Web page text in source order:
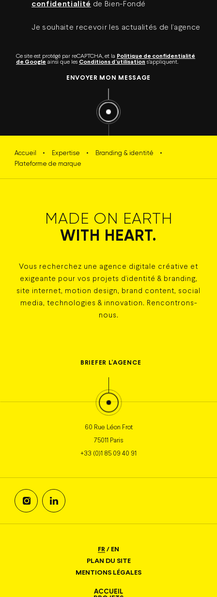
confidentialité de Bien-Fondé
Je souhaite recevoir les actualités de l’agence
Ce site est protégé par reCAPTCHA, et la Politique de confidentialité
de Google ainsi que les Conditions d’utilisation s’appliquent.
ENVOYER MON MESSAGE
Accueil • Expertise • Branding & identité
•
Plateforme de marque
MADE ON EARTH
WITH HEART.
Vous recherchez une agence digitale créative et
exigeante pour vos projets d’identité & branding,
site internet, motion design, brand content, social
media, technologies & innovation. Rencontrons-
nous.
BRIEFER L’AGENCE
60 Rue Léon Frot
75011 Paris
+33 (0)1 85 09 40 91
FR / EN
PLAN DU SITE
MENTIONS LÉGALES
ACCUEIL